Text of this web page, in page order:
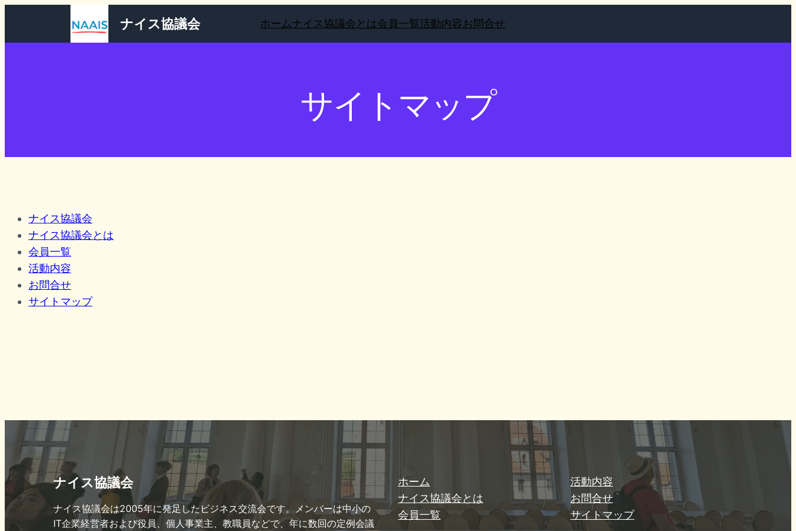
ナイス協議会 ホームナイス協議会とは会員一覧活動内容お問合せ
サイトマップ
ナイス協議会
ナイス協議会とは
会員一覧
活動内容
お問合せ
サイトマップ
ナイス協議会
ナイス協議会は2005年に発足したビジネス交流会です。メンバーは中小の
IT企業経営者および役員、個人事業主、教職員などで、年に数回の定例会議
ホーム
ナイス協議会とは
会員一覧
活動内容
お問合せ
サイトマップ